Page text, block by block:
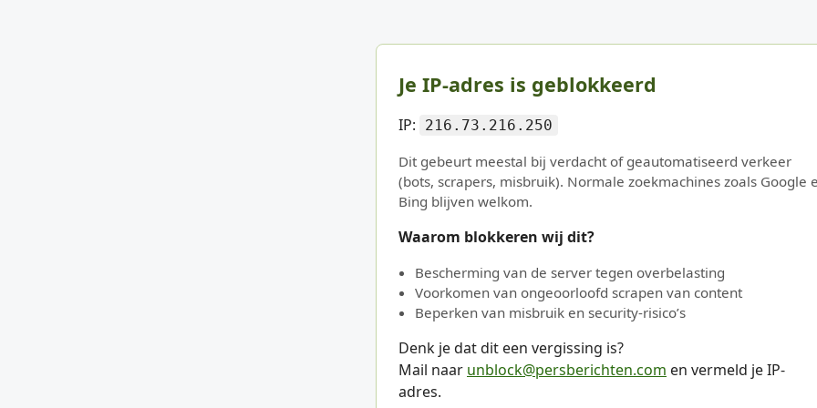
Je IP-adres is geblokkeerd
IP: 216.73.216.250
Dit gebeurt meestal bij verdacht of geautomatiseerd verkeer
(bots, scrapers, misbruik). Normale zoekmachines zoals Google
Bing blijven welkom.
Waarom blokkeren wij dit?
Bescherming van de server tegen overbelasting
Voorkomen van ongeoorloofd scrapen van content
Beperken van misbruik en security-risico’s
Denk je dat dit een vergissing is?
Mail naar unblock@persberichten.com en vermeld je IP-
adres.